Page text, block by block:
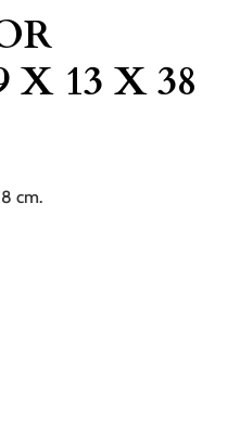
X 13 X 38
cm.